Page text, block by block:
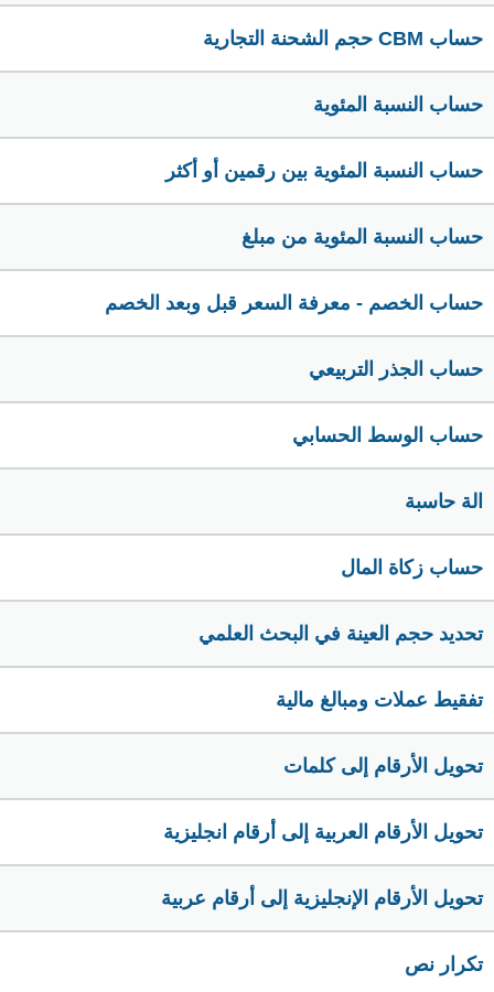
حساب CBM حجم الشحنة التجارية
حساب النسبة المئوية
حساب النسبة المئوية بين رقمين أو أكثر
حساب النسبة المئوية من مبلغ
حساب الخصم - معرفة السعر قبل وبعد الخصم
حساب الجذر التربيعي
حساب الوسط الحسابي
الة حاسبة
حساب زكاة المال
تحديد حجم العينة في البحث العلمي
تفقيط عملات ومبالغ مالية
تحويل الأرقام إلى كلمات
تحويل الأرقام العربية إلى أرقام انجليزية
تحويل الأرقام الإنجليزية إلى أرقام عربية
تكرار نص